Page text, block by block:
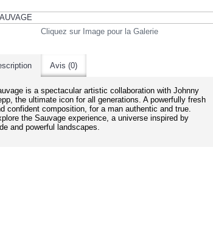
Cliquez sur Image pour la Galerie
Avis (0)
is a spectacular artistic collaboration with Johnny
the ultimate icon for all generations. A powerfully fresh
confident composition, for a man authentic and true.
the Sauvage experience, a universe inspired by
and powerful landscapes.